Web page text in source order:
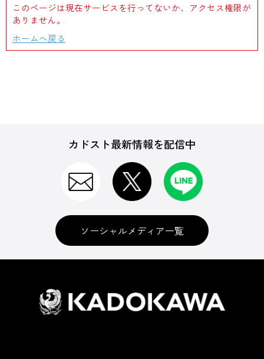
このページは現在サービスを行ってないか、アクセス権限が
ありません。
ホームへ戻る
カドスト最新情報を配信中
ソーシャルメディア一覧